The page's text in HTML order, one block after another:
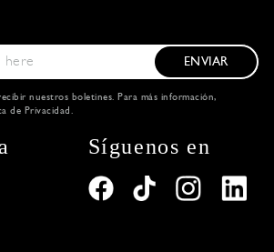
ENVIAR
nuestros boletines. Para más información,
de Privacidad.
Síguenos en